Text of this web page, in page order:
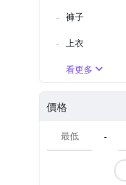
褲子
上衣
看更多
價格
-